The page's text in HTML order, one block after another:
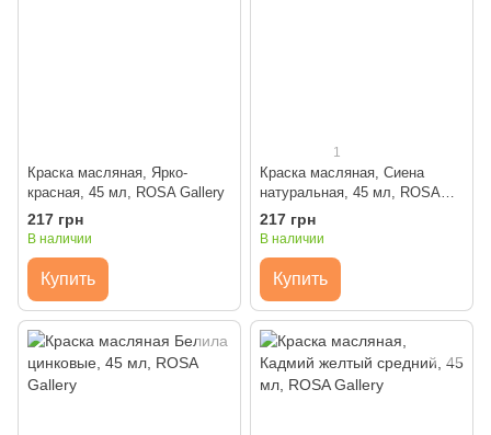
Краска масляная, Ярко-
красная, 45 мл, ROSA Gallery
217 грн
В наличии
Купить
1
Краска масляная, Сиена
натуральная, 45 мл, ROSA
Gallery
217 грн
В наличии
Купить